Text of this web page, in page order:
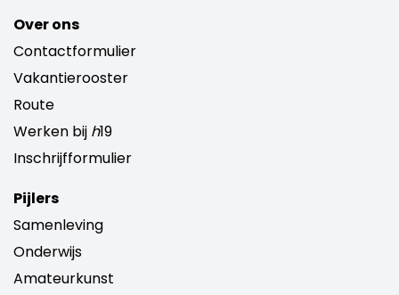
Over ons
Contactformulier
Vakantierooster
Route
Werken bij h19
Inschrijfformulier
Pijlers
Samenleving
Onderwijs
Amateurkunst